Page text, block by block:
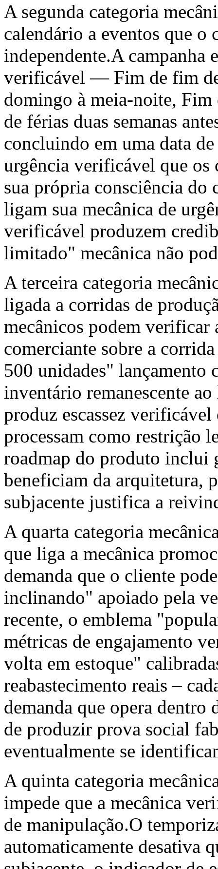
A segunda categoria
calendário a eventos que
independente.A campanha
verificável — Fim de fim de
domingo à meia-noite, Fim
de férias duas semanas
concluindo em uma data
urgência verificável que
sua própria consciência do
ligam sua mecânica de
verificável produzem
limitado" mecânica não
A terceira categoria
ligada a corridas de
mecânicos podem verificar
comerciante sobre a
500 unidades" lançamento
inventário remanescente
produz escassez
processam como restrição
roadmap do produto inclui
beneficiam da arquitetura,
subjacente justifica a
A quarta categoria
que liga a mecânica
demanda que o cliente
inclinando" apoiado pela
recente, o emblema
métricas de engajamento
volta em estoque"
reabastecimento reais –
demanda que opera dentro
de produzir prova social
eventualmente se
A quinta categoria
impede que a mecânica
de manipulação.O
automaticamente desativa